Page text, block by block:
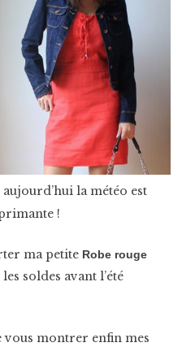
la météo est
!
ma petite Robe rouge
soldes avant l’été
vous montrer enfin mes